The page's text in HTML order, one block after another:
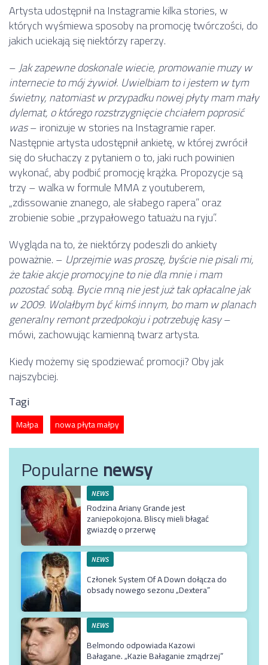
Artysta udostępnił na Instagramie kilka stories, w
których wyśmiewa sposoby na promocję twórczości, do
jakich uciekają się niektórzy raperzy.
–Jak zapewne doskonale wiecie, promowanie muzy w
internecie to mój żywioł. Uwielbiam to i jestem w tym
świetny, natomiast w przypadku nowej płyty mam mały
dylemat, o którego rozstrzygnięcie chciałem poprosić
was– ironizuje w stories na Instagramie raper.
Następnie artysta udostępnił ankietę, w której zwrócił
się do słuchaczy z pytaniem o to, jaki ruch powinien
wykonać, aby podbić promocję krążka. Propozycje są
trzy – walka w formule MMA z youtuberem,
„zdissowanie znanego, ale słabego rapera” oraz
zrobienie sobie „przypałowego tatuażu na ryju”.
Wygląda na to, że niektórzy podeszli do ankiety
poważnie. – Uprzejmie was proszę, byście nie pisali mi,
że takie akcje promocyjne to nie dla mnie i mam
pozostać sobą. Bycie mną nie jest już tak opłacalne jak
w 2009. Wolałbym być kimś innym, bo mam w planach
generalny remont przedpokoju i potrzebuję kasy–
mówi, zachowując kamienną twarz artysta.
Kiedy możemy się spodziewać promocji? Oby jak
najszybciej.
Tagi
Małpa nowa płyta małpy
Popularnenewsy
NEWS
Rodzina Ariany Grande jest
zaniepokojona. Bliscy mieli błagać
gwiazdę o przerwę
NEWS
Członek System Of A Down dołącza do
obsady nowego sezonu „Dextera”
NEWS
Belmondo odpowiada Kazowi
Bałagane. „Kazie Bałaganie zmądrzej”